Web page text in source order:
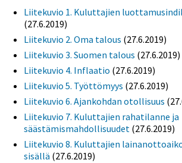
Liitekuvio 1. Kuluttajien
(27.6.2019)
Liitekuvio 2. Oma talous (27.6.2019)
Liitekuvio 3. Suomen talous (27.6.2019)
Liitekuvio 4. Inflaatio (27.6.2019)
Liitekuvio 5. Työttömyys (27.6.2019)
Liitekuvio 6. Ajankohdan otollisuus
Liitekuvio 7. Kuluttajien rahatilanne ja
säästämismahdollisuudet (27.6.2019)
Liitekuvio 8. Kuluttajien
sisällä (27.6.2019)